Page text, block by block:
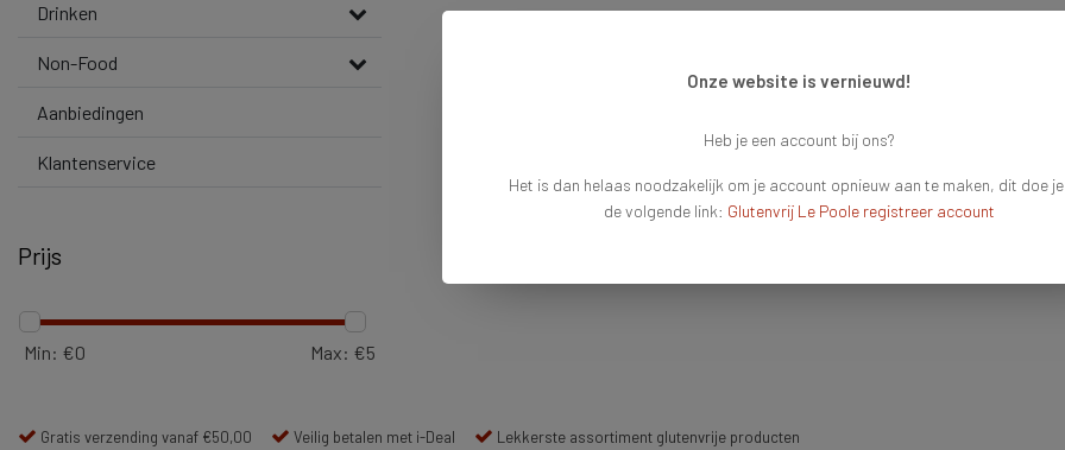
Drinken
Non-Food
Aanbiedingen
Klantenservice
Prijs
Min: €0 Max: €5
Gratis verzending vanaf €50,00 Veilig betalen met i-Deal Lekkerste assortiment glutenvrije producten
Onze website is vernieuwd!
Heb je een account bij ons?
Het is dan helaas noodzakelijk om je account opnieuw aan te maken, dit doe
de volgende link: Glutenvrij Le Poole registreer account